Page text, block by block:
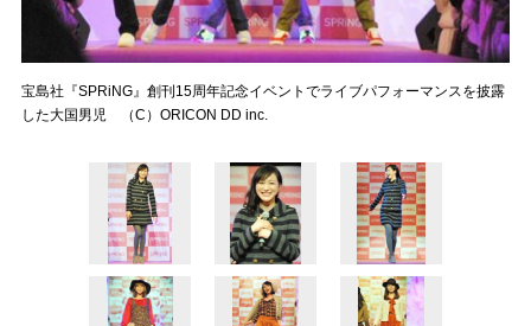
宝島社『SPRiNG』創刊15周年記念イベントでライブパフォーマンスを披露
した大国男児 （C）ORICON DD inc.